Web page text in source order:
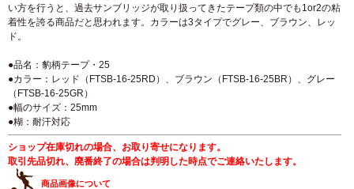
い方を行うと、過去サンブリッジが取り扱ってきたテープ類の中でも1or2の粘
着性を誇る商品だと思われます。カラーは3タイプでグレー、ブラウン、レッ
ド。
●品名：豹柄テープ・25
●カラー：レッド（FTSB-16-25RD）、ブラウン（FTSB-16-25BR）、グレー
（FTSB-16-25GR）
●幅のサイズ：25mm
●糊：耐汗対応
ショップ在庫切れの場合、お取り寄せになります。
取引先品切れ、廃番終了の場合は判明した時点でご連絡いたします。
商品画像について